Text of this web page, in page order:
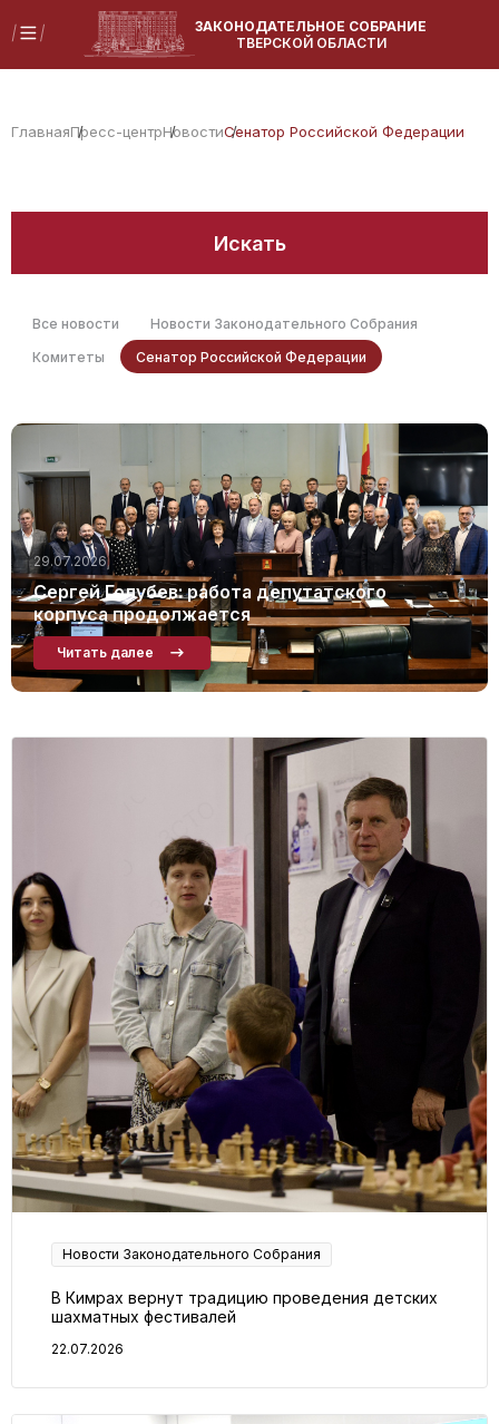
ЗАКОНОДАТЕЛЬНОЕ СОБРАНИЕ
ТВЕРСКОЙ ОБЛАСТИ
ГлавнаяПресс-центрНовостиСенатор Российской Федерации
Искать
Все новости
Новости Законодательного Собрания
Комитеты
Сенатор Российской Федерации
29.07.2026
Сергей Голубев: работа депутатского
корпуса продолжается
Читать далее
Новости Законодательного Собрания
В Кимрах вернут традицию проведения детских
шахматных фестивалей
22.07.2026